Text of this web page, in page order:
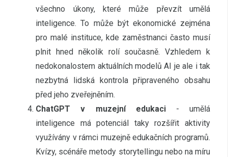
všechno úkony, které může převzít umělá
inteligence. To může být ekonomické zejména
pro malé instituce, kde zaměstnanci často musí
plnit hned několik rolí současně. Vzhledem k
nedokonalostem aktuálních modelů AI je ale i tak
nezbytná lidská kontrola připraveného obsahu
před jeho zveřejněním.
ChatGPT v muzejní edukaci - umělá
inteligence má potenciál taky rozšířit aktivity
využívány v rámci muzejně edukačních programů.
Kvízy, scénáře metody storytellingu nebo na míru